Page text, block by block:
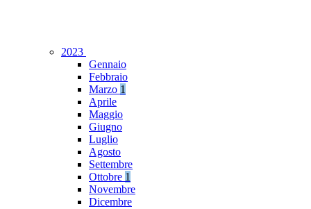
2023
Gennaio
Febbraio
Marzo 1
Aprile
Maggio
Giugno
Luglio
Agosto
Settembre
Ottobre 1
Novembre
Dicembre